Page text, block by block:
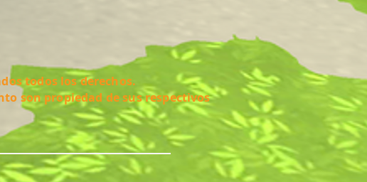
todos los derechos.
son propiedad de sus respectivos